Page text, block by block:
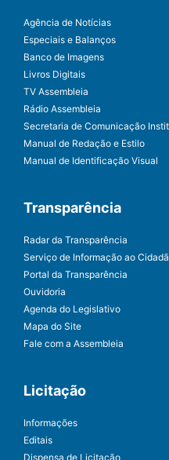
Agência de Notícias
Especiais e Balanços
Banco de Imagens
Livros Digitais
TV Assembleia
Rádio Assembleia
Secretaria de Comunicação
Manual de Redação e Estilo
Manual de Identificação Visual
Transparência
Radar da Transparência
Serviço de Informação ao
Portal da Transparência
Ouvidoria
Agenda do Legislativo
Mapa do Site
Fale com a Assembleia
Licitação
Informações
Editais
Dispensa de Licitação